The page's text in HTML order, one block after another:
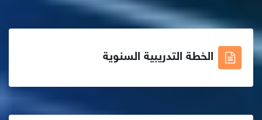
الخطة التدريبية السنوية